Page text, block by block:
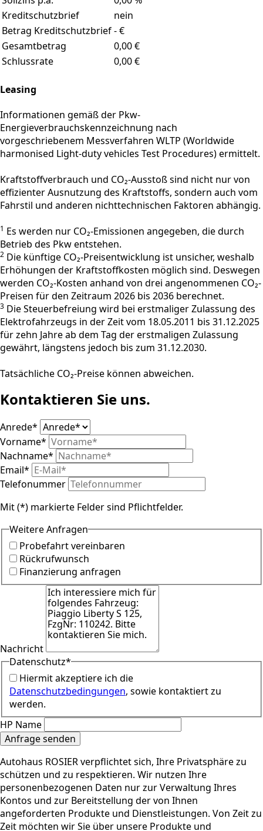
Kreditschutzbrief
nein
Betrag Kreditschutzbrief- €
Gesamtbetrag
0,00 €
Schlussrate
0,00 €
Leasing
Informationen gemäß der Pkw-
Energieverbrauchskennzeichnung nach
vorgeschriebenem Messverfahren WLTP (Worldwide
harmonised Light-duty vehicles Test Procedures) ermittelt.
Kraftstoffverbrauch und CO₂-Ausstoß sind nicht nur von
effizienter Ausnutzung des Kraftstoffs, sondern auch vom
Fahrstil und anderen nichttechnischen Faktoren abhängig.
1 Es werden nur CO₂-Emissionen angegeben, die durch
Betrieb des Pkw entstehen.
2 Die künftige CO₂-Preisentwicklung ist unsicher, weshalb
Erhöhungen der Kraftstoffkosten möglich sind. Deswegen
werden CO₂-Kosten anhand von drei angenommenen CO₂-
Preisen für den Zeitraum 2026 bis 2036 berechnet.
3 Die Steuerbefreiung wird bei erstmaliger Zulassung des
Elektrofahrzeugs in der Zeit vom 18.05.2011 bis 31.12.2025
für zehn Jahre ab dem Tag der erstmaligen Zulassung
gewährt, längstens jedoch bis zum 31.12.2030.
Tatsächliche CO₂-Preise können abweichen.
Kontaktieren Sie uns.
Anrede*
Vorname*
Nachname*
Email*
Telefonummer
Mit (*) markierte Felder sind Pflichtfelder.
Weitere Anfragen
Probefahrt vereinbaren
Rückrufwunsch
Finanzierung anfragen
Nachricht
Datenschutz*
Hiermit akzeptiere ich die
Datenschutzbedingungen, sowie kontaktiert zu
werden.
HP Name
Anfrage senden
Autohaus ROSIER verpflichtet sich, Ihre Privatsphäre zu
schützen und zu respektieren. Wir nutzen Ihre
personenbezogenen Daten nur zur Verwaltung Ihres
Kontos und zur Bereitstellung der von Ihnen
angeforderten Produkte und Dienstleistungen. Von Zeit zu
Zeit möchten wir Sie über unsere Produkte und